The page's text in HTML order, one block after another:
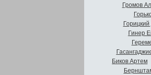
Громов
Гинер
Биков Артем